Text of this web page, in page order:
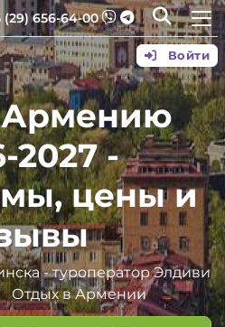
(29) 656-64-00
Войти
Армению
2027 -
цены и
- туроператор Элдиви
Отдых в Армении